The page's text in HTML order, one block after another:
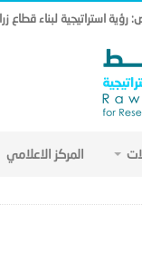
رؤية استراتيجية لبناء قطاع
المركز الاعلامي